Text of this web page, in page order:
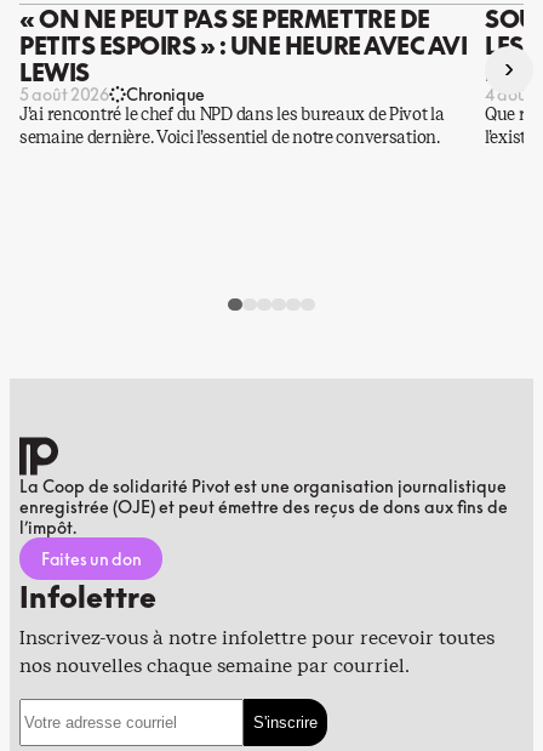
« ON NE PEUT PAS SE PERMETTRE DE
PETITS ESPOIRS » : UNE HEURE AVEC AVI
LEWIS
5 août 2026 Chronique
J’ai rencontré le chef du NPD dans les bureaux de Pivot la
semaine dernière. Voici l’essentiel de notre conversation.
LES
DES
4 août
Que
›
La Coop de solidarité Pivot est une organisation journalistique
enregistrée (OJE) et peut émettre des reçus de dons aux fins de
l’impôt.
Faites un don
Infolettre
Inscrivez-vous à notre infolettre pour recevoir toutes
nos nouvelles chaque semaine par courriel.